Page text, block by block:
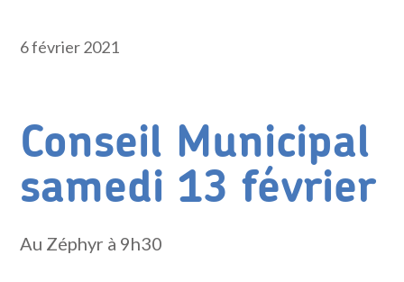
6 février 2021
Conseil Municipal
samedi 13 février
Au Zéphyr à 9h30